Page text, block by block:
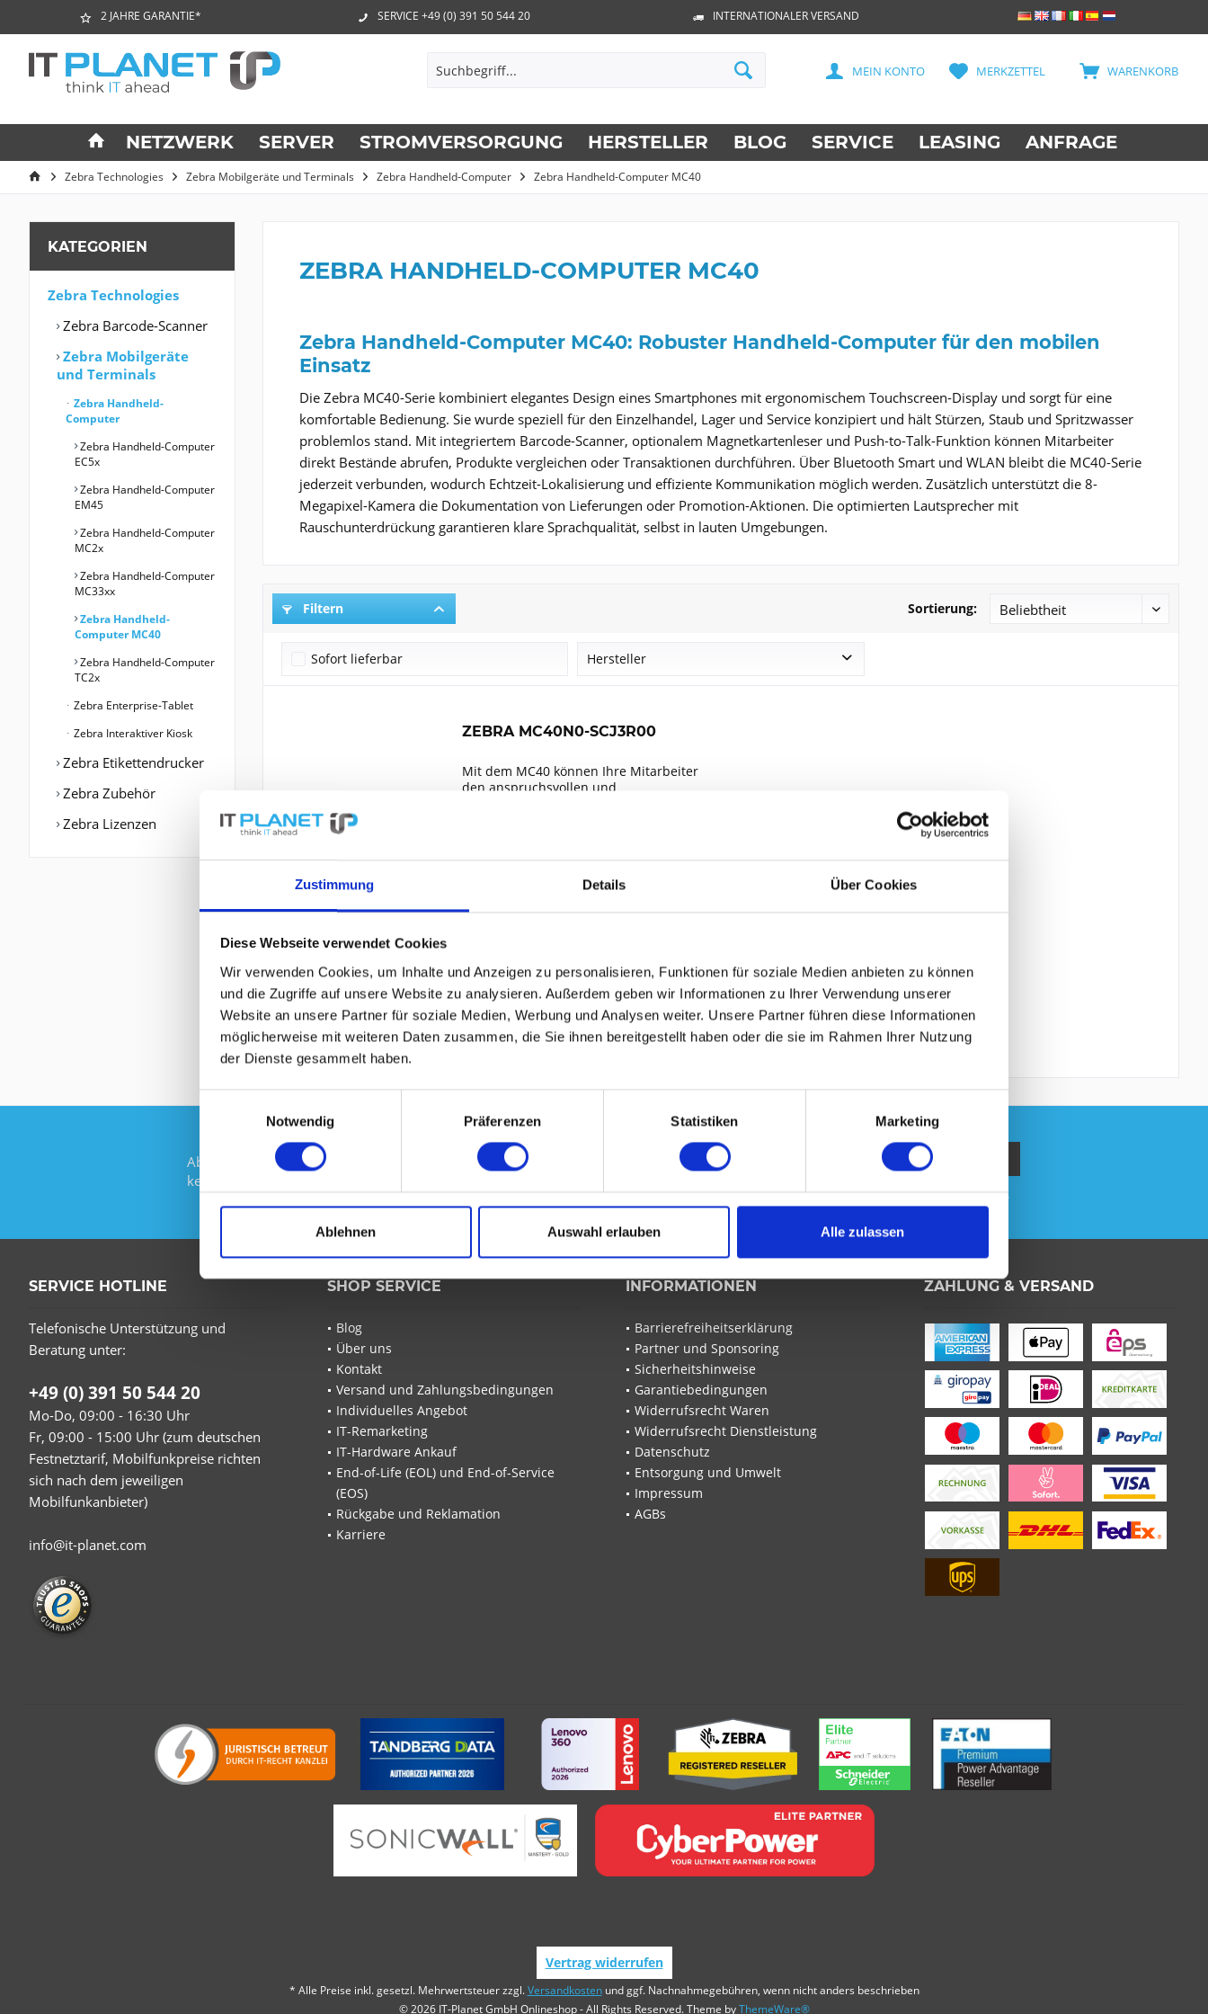
Zustimmung Details Über Cookies
Diese Webseite verwendet Cookies
Wir verwenden Cookies, um Inhalte und Anzeigen zu personalisieren, Funktionen für soziale Medien anbieten zu können
und die Zugriffe auf unsere Website zu analysieren. Außerdem geben wir Informationen zu Ihrer Verwendung unserer
Website an unsere Partner für soziale Medien, Werbung und Analysen weiter. Unsere Partner führen diese Informationen
möglicherweise mit weiteren Daten zusammen, die Sie ihnen bereitgestellt haben oder die sie im Rahmen Ihrer Nutzung
der Dienste gesammelt haben.
Notwendig
Präferenzen Statistiken Marketing
Ablehnen Auswahl erlauben Alle zulassen
2 JAHRE GARANTIE* SERVICE +49 (0) 391 50 544 20 INTERNATIONALER VERSAND
WARENKORB
MERKZETTEL
MEIN KONTO
NETZWERK SERVER STROMVERSORGUNG HERSTELLER BLOG SERVICE LEASING ANFRAGE
Zebra Technologies Zebra Mobilgeräte und Terminals Zebra Handheld-Computer Zebra Handheld-Computer MC40
KATEGORIEN
Zebra Technologies
Zebra Barcode-Scanner
Zebra Mobilgeräte
und Terminals
Zebra Handheld-
Computer
Zebra Handheld-Computer
EC5x
Zebra Handheld-Computer
EM45
Zebra Handheld-Computer
MC2x
Zebra Handheld-Computer
MC33xx
Zebra Handheld-
Computer MC40
Zebra Handheld-Computer
TC2x
Zebra Enterprise-Tablet
Zebra Interaktiver Kiosk
Zebra Etikettendrucker
Zebra Zubehör
Zebra Lizenzen
ZEBRA HANDHELD-COMPUTER MC40
Zebra Handheld-Computer MC40: Robuster Handheld-Computer für den mobilen
Einsatz
Die Zebra MC40-Serie kombiniert elegantes Design eines Smartphones mit ergonomischem Touchscreen-Display und sorgt für eine
komfortable Bedienung. Sie wurde speziell für den Einzelhandel, Lager und Service konzipiert und hält Stürzen, Staub und Spritzwasser
problemlos stand. Mit integriertem Barcode-Scanner, optionalem Magnetkartenleser und Push-to-Talk-Funktion können Mitarbeiter
direkt Bestände abrufen, Produkte vergleichen oder Transaktionen durchführen. Über Bluetooth Smart und WLAN bleibt die MC40-Serie
jederzeit verbunden, wodurch Echtzeit-Lokalisierung und effiziente Kommunikation möglich werden. Zusätzlich unterstützt die 8-
Megapixel-Kamera die Dokumentation von Lieferungen oder Promotion-Aktionen. Die optimierten Lautsprecher mit
Rauschunterdrückung garantieren klare Sprachqualität, selbst in lauten Umgebungen.
Filtern Sortierung:
Sofort lieferbar Hersteller
ZEBRA MC40N0-SCJ3R00
Mit dem MC40 können Ihre Mitarbeiter
den anspruchsvollen und
Preis auf Anfrage
DETAILS
Abonnieren Sie den kostenlosen Newsletter und verpassen Sie
keine Neuigkeit oder Aktion mehr von IT-Planet Onlineshop.
DieDatenschutzbestimmungenhabe ich zur Kenntnis genommen.
SERVICE HOTLINE
Telefonische Unterstützung und
Beratung unter:
+49 (0) 391 50 544 20
Mo-Do, 09:00 - 16:30 Uhr
Fr, 09:00 - 15:00 Uhr (zum deutschen
Festnetztarif, Mobilfunkpreise richten
sich nach dem jeweiligen
Mobilfunkanbieter)
info@it-planet.com
SHOP SERVICE
Blog
Über uns
Kontakt
Versand und Zahlungsbedingungen
Individuelles Angebot
IT-Remarketing
IT-Hardware Ankauf
End-of-Life (EOL) und End-of-Service
(EOS)
Rückgabe und Reklamation
Karriere
INFORMATIONEN
Barrierefreiheitserklärung
Partner und Sponsoring
Sicherheitshinweise
Garantiebedingungen
Widerrufsrecht Waren
Widerrufsrecht Dienstleistung
Datenschutz
Entsorgung und Umwelt
Impressum
AGBs
ZAHLUNG & VERSAND
Vertrag widerrufen
* Alle Preise inkl. gesetzl. Mehrwertsteuer zzgl.Versandkostenund ggf. Nachnahmegebühren, wenn nicht anders beschrieben
© 2026 IT-Planet GmbH Onlineshop - All Rights Reserved. Theme byThemeWare®